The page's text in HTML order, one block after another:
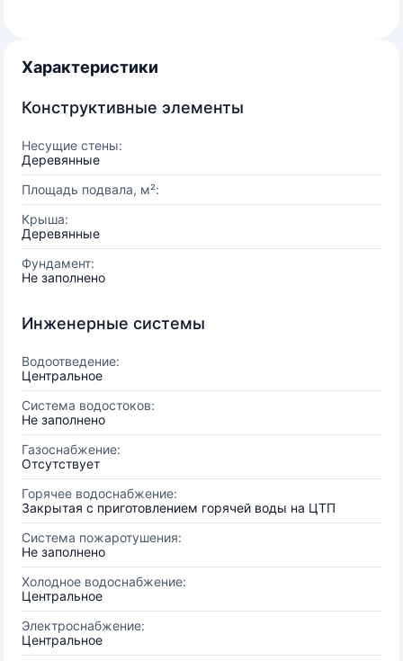
Характеристики
Конструктивные элементы
Несущие стены:
Деревянные
Площадь подвала, м²:
Крыша:
Деревянные
Фундамент:
Не заполнено
Инженерные системы
Водоотведение:
Центральное
Система водостоков:
Не заполнено
Газоснабжение:
Отсутствует
Горячее водоснабжение:
Закрытая с приготовлением горячей воды на ЦТП
Система пожаротушения:
Не заполнено
Холодное водоснабжение:
Центральное
Электроснабжение:
Центральное